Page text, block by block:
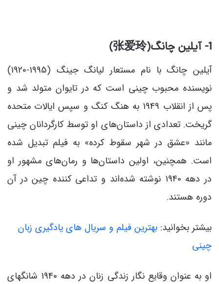
1- آیلین چانگ( 张爱玲
)
آیلین چانگ با نام مستعار لیانگ جینگ (1995-1920)
نویسنده محبوب چینی است که در تایوان متولد شد و
پس از انقلاب 1949 به هنگ کنگ و سپس ایالات متحده
گریخت. تعدادی از داستان‌های او توسط کارگردانان چینی
مانند «عشق در شهر سقوط کرده» به فیلم تبدیل شده
است. همچنین، اولین داستان‌ها و رمان‌های مشهور او
در دهه 1940 نوشته شده‌اند و تداعی کننده چین در آن
دوره هستند.
بیشتر بخوانید: بهترین فیلم و سریال های یادگیری زبان
چینی
او به عنوان وقایع نگار زندگی زنان در دهه 1940 شانگهای